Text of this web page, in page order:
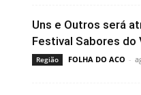
Uns e Outros será
Festival Sabores do
Região FOLHA DO ACO -